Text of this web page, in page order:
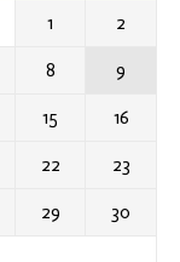
1 2
8 9
15 16
22 23
29 30